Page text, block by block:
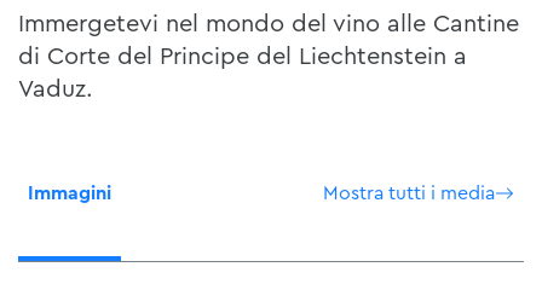
Immergetevi nel mondo del vino alle Cantine
di Corte del Principe del Liechtenstein a
Vaduz.
Immagini Mostra tutti i media